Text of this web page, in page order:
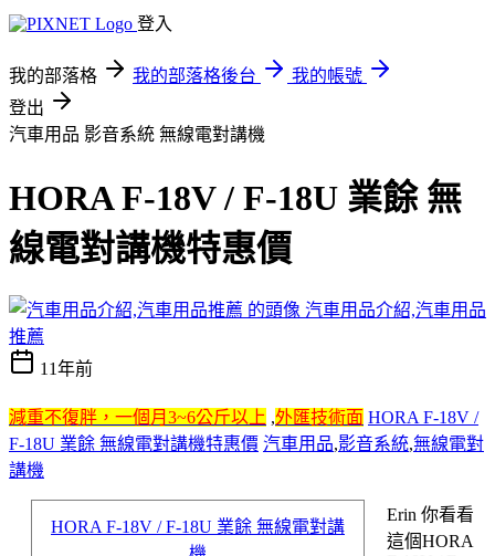
登入
我的部落格 我的部落格後台
我的帳號
登出
汽車用品 影音系統 無線電對講機
HORA F-18V / F-18U 業餘 無
線電對講機特惠價
汽車用品介紹,汽車用品
推薦
11年前
減重不復胖，一個月3~6公斤以上 ,外匯技術面 HORA F-18V /
F-18U 業餘 無線電對講機特惠價 汽車用品,影音系統,無線電對
講機
HORA F-18V / F-18U 業餘 無線電對講
Erin 你看看
這個HORA